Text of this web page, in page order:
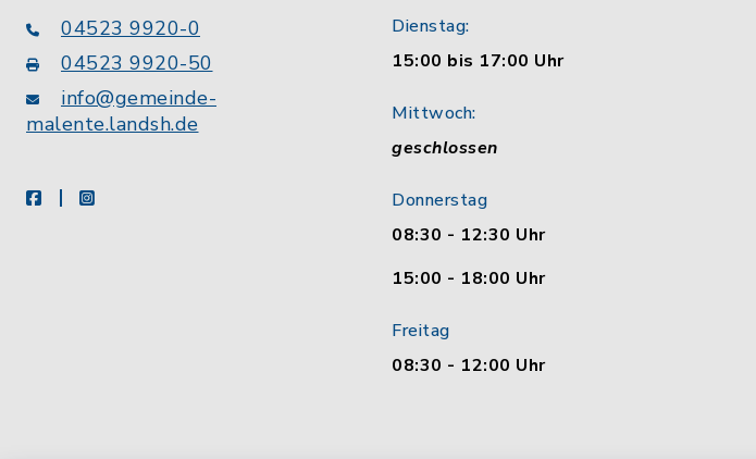
04523 9920-0
04523 9920-50
info@gemeinde-
malente.landsh.de
facebookinstagram
Dienstag:
15:00 bis 17:00 Uhr
Mittwoch:
geschlossen
Donnerstag
08:30 - 12:30 Uhr
15:00 - 18:00 Uhr
Freitag
08:30 - 12:00 Uhr